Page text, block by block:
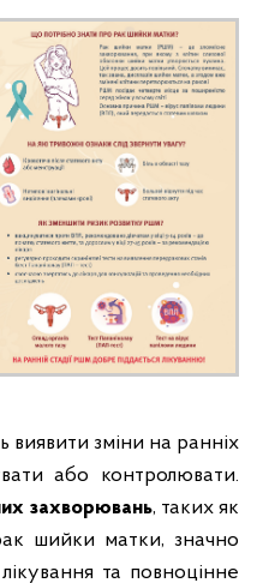
виявити зміни на ранніх
або контролювати.
захворювань, таких як
шийки матки, значно
та повноцінне